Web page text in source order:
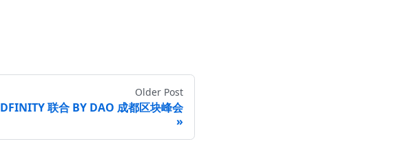
Older Post
DFINITY 联合 BY DAO 成都区块峰会